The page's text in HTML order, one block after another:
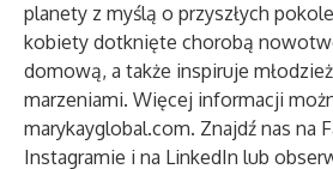
planety z myślą o przyszłych
kobiety dotknięte chorobą
domową, a także inspiruje
marzeniami. Więcej informacji
marykayglobal.com. Znajdź nas na
Instagramie i na LinkedIn lub